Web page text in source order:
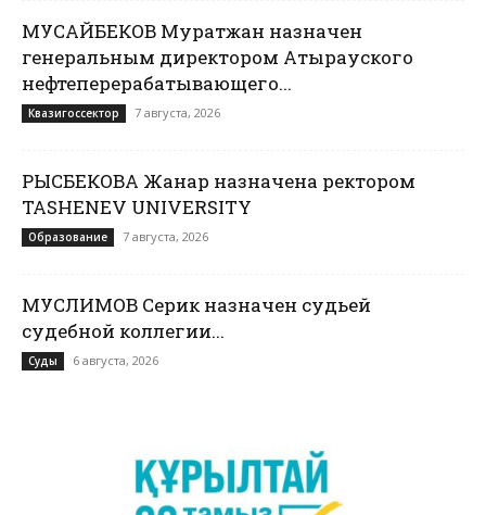
МУСАЙБЕКОВ Муратжан назначен
генеральным директором Атырауского
нефтеперерабатывающего...
Квазигоссектор 7 августа, 2026
РЫСБЕКОВА Жанар назначена ректором
TASHENEV UNIVERSITY
Образование 7 августа, 2026
МУСЛИМОВ Серик назначен судьей
судебной коллегии...
Суды 6 августа, 2026